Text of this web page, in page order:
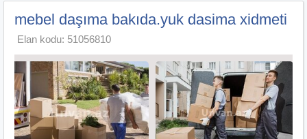
mebel daşıma bakıda.yuk dasima xidmeti
Elan kodu: 51056810